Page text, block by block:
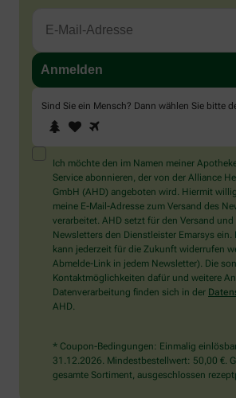
Sind Sie ein Mensch? Dann wählen Sie bitte
Sind
Sie
ein
Mensch?
Dann
wählen
Sie
bitte
den
Baum.
1 2
Ich möchte den im Namen meiner
Service abonnieren, der von der Alliance
GmbH (AHD) angeboten wird. Hiermit
meine E-Mail-Adresse zum Versand des
verarbeitet. AHD setzt für den Versand
Newsletters den Dienstleister Emarsys
kann jederzeit für die Zukunft widerrufen
Abmelde-Link in jedem Newsletter). Die
Kontaktmöglichkeiten dafür und weitere
Datenverarbeitung finden sich in der
AHD.
* Coupon-Bedingungen: Einmalig
31.12.2026. Mindestbestellwert: 50,00 €.
gesamte Sortiment, ausgeschlossen